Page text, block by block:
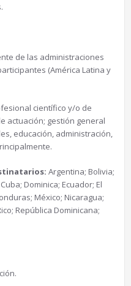
de las administraciones
(América Latina y
científico y/o de
actuación; gestión general
educación, administración,
Argentina; Bolivia;
Dominica; Ecuador; El
México; Nicaragua;
República Dominicana;